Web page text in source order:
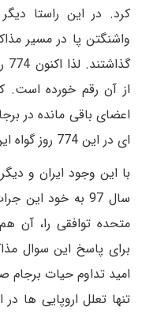
واشنگتن پا در مسیر
از آن رقم خورده است.
اعضای باقی مانده در
ای در این 774 روز گواه این مدعا است.
سال 97 به خود
متحده توافقی را، آن
امید تداوم حیات برجام
تنها تعلل اروپایی ها